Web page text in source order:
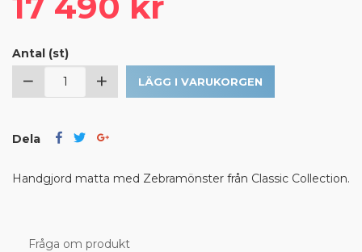
Antal (st)
LÄGG I VARUKORGEN
Dela
Handgjord matta med Zebramönster från Classic Collection.
Fråga om produkt